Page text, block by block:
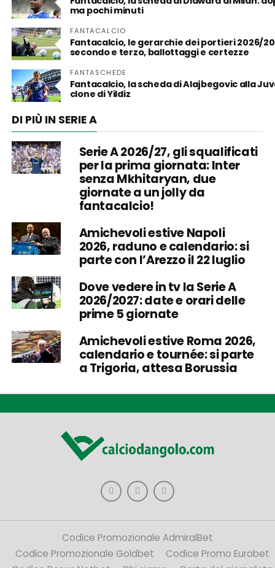
ma pochi minuti
FANTACALCIO
Fantacalcio, le gerarchie dei portieri 2026/
secondo e terzo, ballottaggi e certezze
FANTASCHEDE
Fantacalcio, la scheda di Alajbegovic alla
clone di Yildiz
DI PIÙ IN SERIE A
Serie A 2026/27, gli squalificati
per la prima giornata: Inter
senza Mkhitaryan, due
giornate a un jolly da
fantacalcio!
Amichevoli estive Napoli
2026, raduno e calendario: si
parte con l’Arezzo il 22 luglio
Dove vedere in tv la Serie A
2026/2027: date e orari delle
prime 5 giornate
Amichevoli estive Roma 2026,
calendario e tournée: si parte
a Trigoria, attesa Borussia
Codice Promozionale AdmiralBet
Codice Promozionale Goldbet
Codice Promo Eurobet